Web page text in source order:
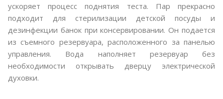
ускоряет процесс поднятия теста. Пар прекрасно
подходит для стерилизации детской посуды и
дезинфекции банок при консервировании. Он подается
из съемного резервуара, расположенного за панелью
управления. Вода наполняет резервуар без
необходимости открывать дверцу электрической
духовки.